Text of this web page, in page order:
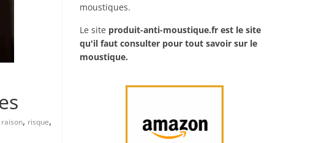
raison, risque,
moustiques.
Le site produit-anti-moustique.fr est le site
qu'il faut consulter pour tout savoir sur le
moustique.